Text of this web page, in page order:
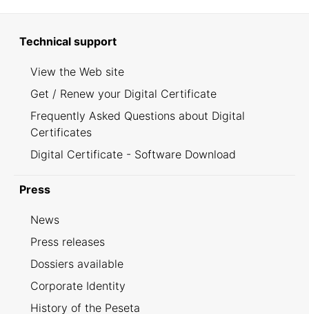
Technical support
View the Web site
Get / Renew your Digital Certificate
Frequently Asked Questions about Digital
Certificates
Digital Certificate - Software Download
Press
News
Press releases
Dossiers available
Corporate Identity
History of the Peseta